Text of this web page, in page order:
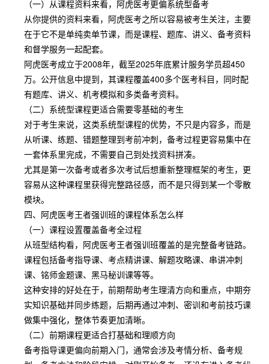
（一）从课程资料来看，阿虎医考更偏系统型备考
从你提供的资料来看，阿虎医考之所以容易被考生关注，主要
在于它不是单纯卖单节课，而是课程、题库、讲义、备考资料
和督学服务一起配套。
阿虎医考成立于2008年，截至2025年底累计服务学员超450
万。公开信息中提到，其课程覆盖400多个医考科目，同时配
有题库、讲义、机考模拟和多类备考资料。
（二）系统型课程更适合需要零基础的考生
对于考生来说，这类系统型课程的优势，不只是内容多，而是
从听课、练题、错题整理到考前冲刺，备考过程更容易集中在
一套体系里完成，不需要自己到处找资料拼凑。
尤其是第一次备考或者多次考试后想重新整理框架的考生，更
容易从这种课程里获得完整路径感，而不是只得到某一个零散
模块。
四、阿虎医考王者强训班的课程体系怎么样
（一）课程设置覆盖备考全过程
从班型结构看，阿虎医考王者强训班覆盖的是完整备考链路。
课程包括备考指导课、考点精讲课、解题攻略课、串讲冲刺
课、铭师金题课、黑马秘训课等等。
这种安排的好处在于，前期帮助考生理清方向和重点，中期夯
实知识基础并同步练题，后期再通过冲刺、密训和考前技巧课
做集中强化，整体节奏更加清晰。
（二）前期课程更适合打基础和理顺方向
备考指导课更偏向前期入门，通常会涉及考情分析、备考规